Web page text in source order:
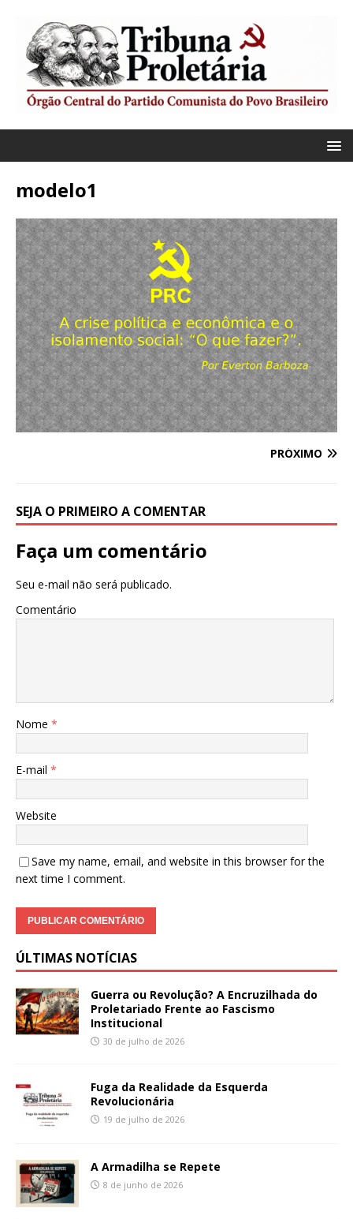
modelo1
PRÓXIMO
SEJA O PRIMEIRO A COMENTAR
Faça um comentário
Seu e-mail não será publicado.
Comentário
Nome *
E-mail *
Website
Save my name, email, and website in this browser for the
next time I comment.
ÚLTIMAS NOTÍCIAS
Guerra ou Revolução? A Encruzilhada do
Proletariado Frente ao Fascismo
Institucional
30 de julho de 2026
Fuga da Realidade da Esquerda
Revolucionária
19 de julho de 2026
A Armadilha se Repete
8 de junho de 2026